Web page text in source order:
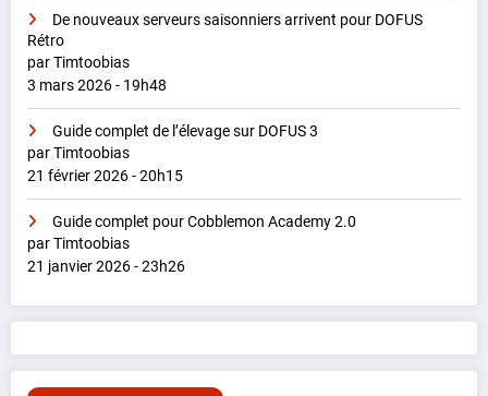
De nouveaux serveurs saisonniers arrivent pour DOFUS
Rétro
par Timtoobias
3 mars 2026 - 19h48
Guide complet de l’élevage sur DOFUS 3
par Timtoobias
21 février 2026 - 20h15
Guide complet pour Cobblemon Academy 2.0
par Timtoobias
21 janvier 2026 - 23h26